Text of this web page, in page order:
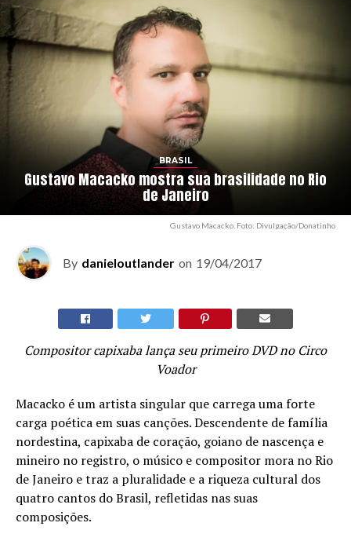
BRASIL
Gustavo Macacko mostra sua brasilidade no Rio
de Janeiro
Gustavo Macacko. Foto: Divulgação/Donatinho
By danieloutlander on 19/04/2017
Compositor capixaba lança seu primeiro DVD no Circo
Voador
Macacko é um artista singular que carrega uma forte
carga poética em suas canções. Descendente de família
nordestina, capixaba de coração, goiano de nascença e
mineiro no registro, o músico e compositor mora no Rio
de Janeiro e traz a pluralidade e a riqueza cultural dos
quatro cantos do Brasil, refletidas nas suas
composições.